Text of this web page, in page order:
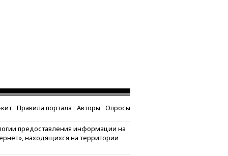
Правила портала Авторы Опросы
предоставления информации на
находящихся на территории